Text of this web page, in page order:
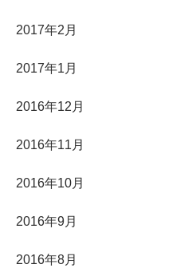
2017年2月
2017年1月
2016年12月
2016年11月
2016年10月
2016年9月
2016年8月